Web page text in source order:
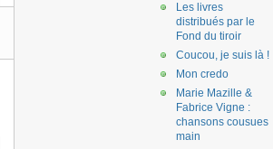
Les livres
distribués par le
Fond du tiroir
Coucou, je suis là !
Mon credo
Marie Mazille &
Fabrice Vigne :
chansons cousues
main